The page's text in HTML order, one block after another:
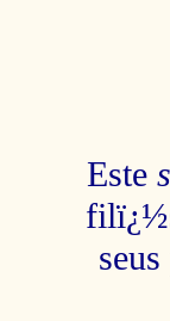
Este